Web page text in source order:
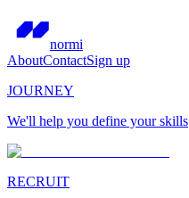
normi
AboutContactSign up
JOURNEY
We'll help you define your skills
RECRUIT